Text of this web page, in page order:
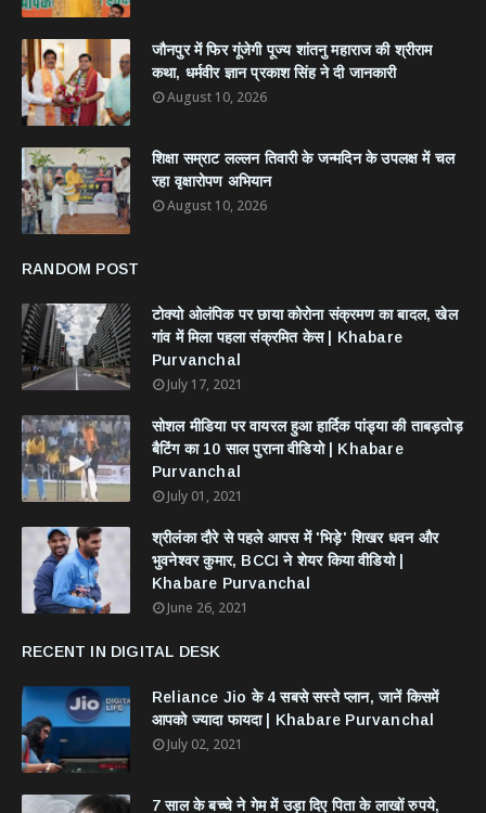
जौनपुर में फिर गूंजेगी पूज्य शांतनु महाराज की श्रीराम
कथा, धर्मवीर ज्ञान प्रकाश सिंह ने दी जानकारी
August 10, 2026
शिक्षा सम्राट लल्लन तिवारी के जन्मदिन के उपलक्ष में चल
रहा वृक्षारोपण अभियान
August 10, 2026
RANDOM POST
टोक्यो ओलंपिक पर छाया कोरोना संक्रमण का बादल, खेल
गांव में मिला पहला संक्रमित केस | Khabare
Purvanchal
July 17, 2021
सोशल मीडिया पर वायरल हुआ हार्दिक पांड्या की ताबड़तोड़
बैटिंग का 10 साल पुराना वीडियो | Khabare
Purvanchal
July 01, 2021
श्रीलंका दौरे से पहले आपस में 'भिड़े' शिखर धवन और
भुवनेश्वर कुमार, BCCI ने शेयर किया वीडियो |
Khabare Purvanchal
June 26, 2021
RECENT IN DIGITAL DESK
Reliance Jio के 4 सबसे सस्ते प्लान, जानें किसमें
आपको ज्यादा फायदा | Khabare Purvanchal
July 02, 2021
7 साल के बच्चे ने गेम में उड़ा दिए पिता के लाखों रुपये,